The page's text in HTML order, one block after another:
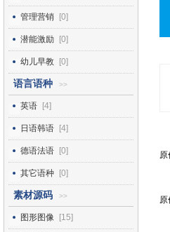
管理营销 [0]
潜能激励 [0]
幼儿早教 [0]
语言语种 >>
英语 [4]
日语韩语 [4]
德语法语 [0]
其它语种 [0]
素材源码 >>
图形图像 [15]
原
原